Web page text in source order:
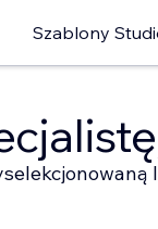
Szablony